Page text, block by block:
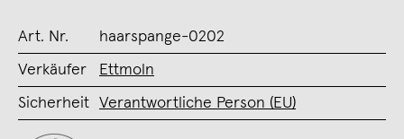
Art. Nr. haarspange-0202
Verkäufer Ettmoln
Sicherheit Verantwortliche Person (EU)